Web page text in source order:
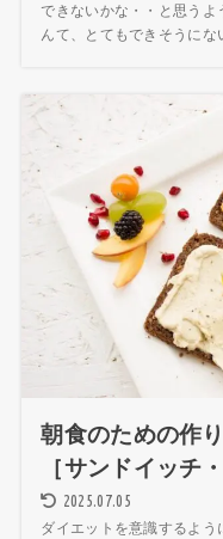
できないかな・・と思うよ
んて、とてもできそうにな
朝食のための作
［サンドイッチ
2025.07.05
ダイエットを意識するよう